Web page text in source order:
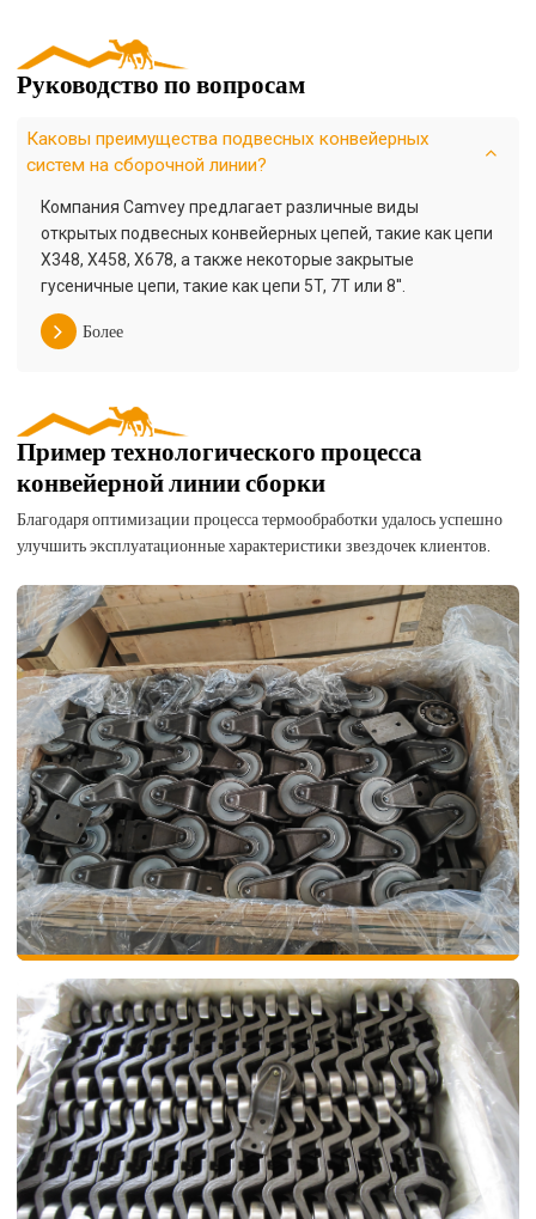
Руководство по вопросам
Каковы преимущества подвесных конвейерных
систем на сборочной линии?
Компания Camvey предлагает различные виды
открытых подвесных конвейерных цепей, такие как цепи
X348, X458, X678, а также некоторые закрытые
гусеничные цепи, такие как цепи 5T, 7T или 8''.
Более
Пример технологического процесса
конвейерной линии сборки
Благодаря оптимизации процесса термообработки удалось успешно
улучшить эксплуатационные характеристики звездочек клиентов.